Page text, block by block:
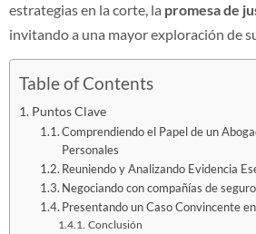
estrategias en la corte, la promesa de
invitando a una mayor exploración de
Table of Contents
Puntos Clave
Comprendiendo el Papel de un
Personales
Reuniendo y Analizando Evidencia
Negociando con compañías de
Presentando un Caso Convincente
Conclusión